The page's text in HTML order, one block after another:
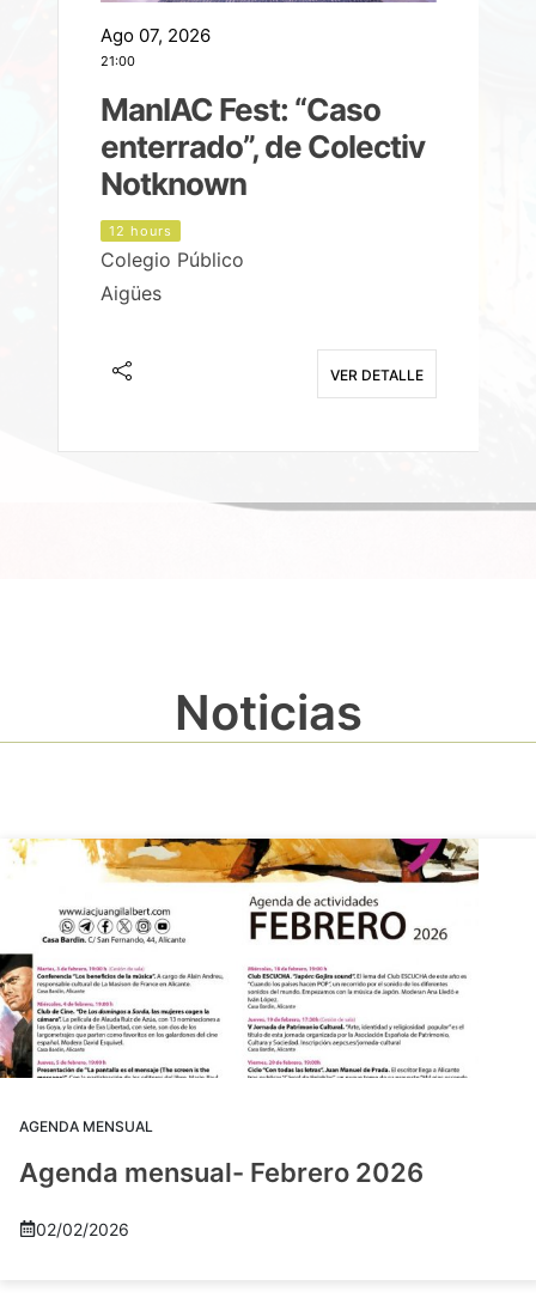
Ago 07, 2026
21:00
ManIAC Fest: “Caso
enterrado”, de Colectiv
Notknown
12 hours
Colegio Público
Aigües
VER DETALLE
Noticias
AGENDA MENSUAL
Agenda mensual- Febrero 2026
02/02/2026